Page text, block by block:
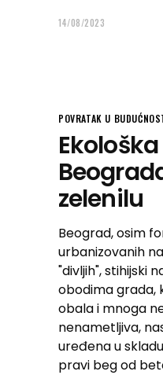
14/08/2023
POVRATAK U
zelenilu
Beograd, osim
urbanizovanih
"divljih", stihijski
obodima grada,
obala i mnoga
nenametljiva,
uređena u
pravi beg od